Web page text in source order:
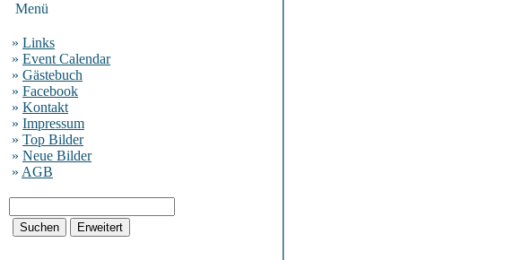
Menü
» Links
» Event Calendar
» Gästebuch
» Facebook
» Kontakt
» Impressum
» Top Bilder
» Neue Bilder
» AGB